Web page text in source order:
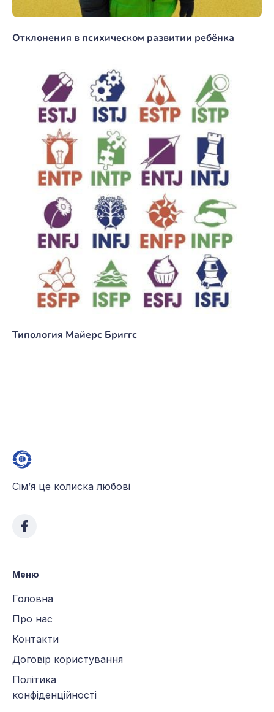
Отклонения в психическом развитии ребёнка
Типология Майерс Бриггс
Сім’я це колиска любові
Меню
Головна
Про нас
Контакти
Договір користування
Політика
конфіденційності